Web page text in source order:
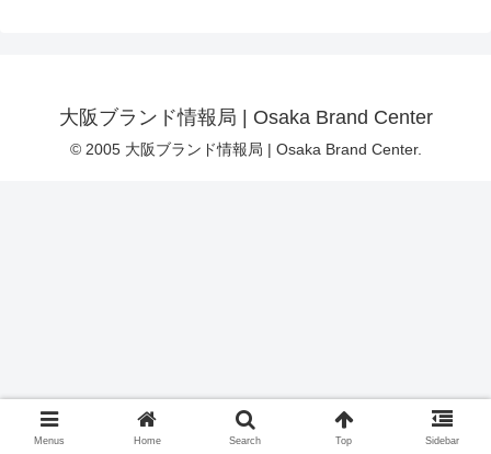
大阪ブランド情報局 | Osaka Brand Center
© 2005 大阪ブランド情報局 | Osaka Brand Center.
Menus Home Search Top Sidebar